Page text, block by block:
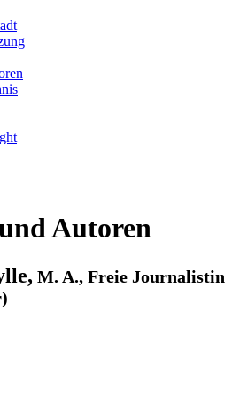
Autoren
M. A., Freie Journalistin